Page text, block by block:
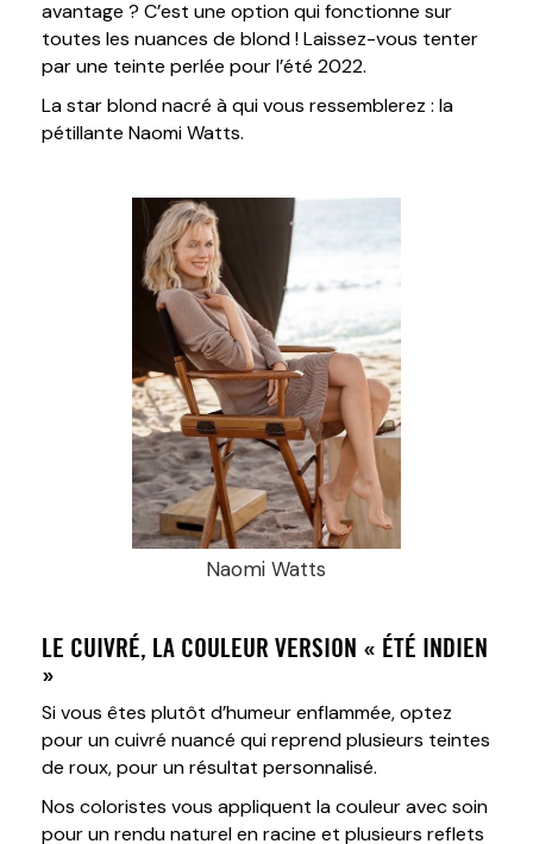
avantage ? C’est une option qui fonctionne sur
toutes les nuances de blond ! Laissez-vous tenter
par une teinte perlée pour l’été 2022.
La star blond nacré à qui vous ressemblerez : la
pétillante Naomi Watts.
Naomi Watts
LE CUIVRÉ, LA COULEUR VERSION « ÉTÉ INDIEN
»
Si vous êtes plutôt d’humeur enflammée, optez
pour un cuivré nuancé qui reprend plusieurs teintes
de roux, pour un résultat personnalisé.
Nos coloristes vous appliquent la couleur avec soin
pour un rendu naturel en racine et plusieurs reflets